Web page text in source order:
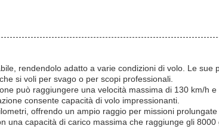
rendendolo adatto a varie condizioni di volo. Le sue
si voli per svago o per scopi professionali.
può raggiungere una velocità massima di 130 km/h
consente capacità di volo impressionanti.
offrendo un ampio raggio per missioni
una capacità di carico massima che raggiunge gli